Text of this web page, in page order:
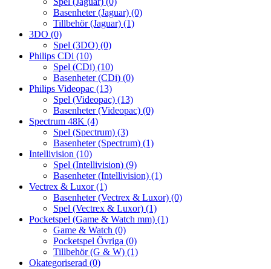
Basenheter (Jaguar) (0)
Tillbehör (Jaguar) (1)
3DO (0)
Spel (3DO) (0)
Philips CDi (10)
Spel (CDi) (10)
Basenheter (CDi) (0)
Philips Videopac (13)
Spel (Videopac) (13)
Basenheter (Videopac) (0)
Spectrum 48K (4)
Spel (Spectrum) (3)
Basenheter (Spectrum) (1)
Intellivision (10)
Spel (Intellivision) (9)
Basenheter (Intellivision) (1)
Vectrex & Luxor(1)
Basenheter (Vectrex & Luxor) (0)
Spel (Vectrex & Luxor) (1)
Pocketspel (Game & Watch mm) (1)
Game & Watch (0)
Pocketspel Övriga (0)
Tillbehör (G & W) (1)
Okategoriserad (0)